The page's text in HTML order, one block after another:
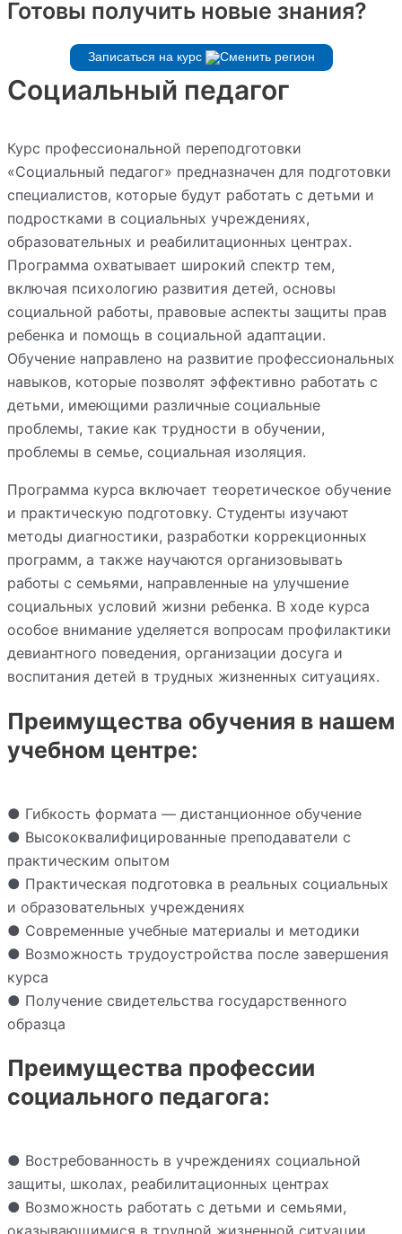
Готовы получить новые знания?
Записаться на курс
Социальный педагог
Курс профессиональной переподготовки
«Социальный педагог» предназначен для подготовки
специалистов, которые будут работать с детьми и
подростками в социальных учреждениях,
образовательных и реабилитационных центрах.
Программа охватывает широкий спектр тем,
включая психологию развития детей, основы
социальной работы, правовые аспекты защиты прав
ребенка и помощь в социальной адаптации.
Обучение направлено на развитие профессиональных
навыков, которые позволят эффективно работать с
детьми, имеющими различные социальные
проблемы, такие как трудности в обучении,
проблемы в семье, социальная изоляция.
Программа курса включает теоретическое обучение
и практическую подготовку. Студенты изучают
методы диагностики, разработки коррекционных
программ, а также научаются организовывать
работы с семьями, направленные на улучшение
социальных условий жизни ребенка. В ходе курса
особое внимание уделяется вопросам профилактики
девиантного поведения, организации досуга и
воспитания детей в трудных жизненных ситуациях.
Преимущества обучения в нашем
учебном центре:
● Гибкость формата — дистанционное обучение
● Высококвалифицированные преподаватели с
практическим опытом
● Практическая подготовка в реальных социальных
и образовательных учреждениях
● Современные учебные материалы и методики
● Возможность трудоустройства после завершения
курса
● Получение свидетельства государственного
образца
Преимущества профессии
социального педагога:
● Востребованность в учреждениях социальной
защиты, школах, реабилитационных центрах
● Возможность работать с детьми и семьями,